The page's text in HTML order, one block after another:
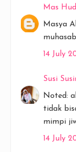
Mas
Masya
14 July
Susi
Noted:
tidak
mimpi
14 July